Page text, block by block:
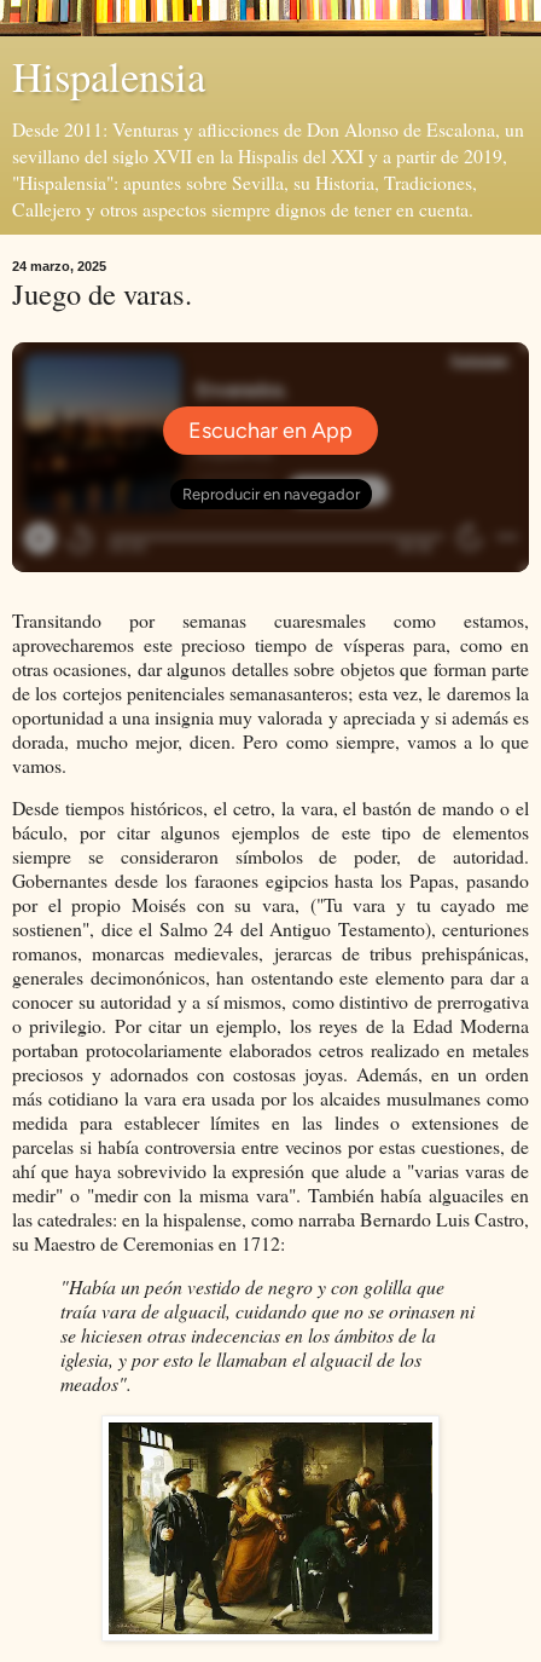
Hispalensia
Desde 2011: Venturas y aflicciones de Don Alonso de Escalona, un
sevillano del siglo XVII en la Hispalis del XXI y a partir de 2019,
"Hispalensia": apuntes sobre Sevilla, su Historia, Tradiciones,
Callejero y otros aspectos siempre dignos de tener en cuenta.
24 marzo, 2025
Juego de varas.
Transitando por semanas cuaresmales como estamos,
aprovecharemos este precioso tiempo de vísperas para, como en
otras ocasiones, dar algunos detalles sobre objetos que forman parte
de los cortejos penitenciales semanasanteros; esta vez, le daremos la
oportunidad a una insignia muy valorada y apreciada y si además es
dorada, mucho mejor, dicen. Pero como siempre, vamos a lo que
vamos.
Desde tiempos históricos, el cetro, la vara, el bastón de mando o el
báculo, por citar algunos ejemplos de este tipo de elementos
siempre se consideraron símbolos de poder, de autoridad.
Gobernantes desde los faraones egipcios hasta los Papas, pasando
por el propio Moisés con su vara, ("Tu vara y tu cayado me
sostienen", dice el Salmo 24 del Antiguo Testamento), centuriones
romanos, monarcas medievales, jerarcas de tribus prehispánicas,
generales decimonónicos, han ostentando este elemento para dar a
conocer su autoridad y a sí mismos, como distintivo de prerrogativa
o privilegio. Por citar un ejemplo, los reyes de la Edad Moderna
portaban protocolariamente elaborados cetros realizado en metales
preciosos y adornados con costosas joyas. Además, en un orden
más cotidiano la vara era usada por los alcaides musulmanes como
medida para establecer límites en las lindes o extensiones de
parcelas si había controversia entre vecinos por estas cuestiones, de
ahí que haya sobrevivido la expresión que alude a "varias varas de
medir" o "medir con la misma vara". También había alguaciles en
las catedrales: en la hispalense, como narraba Bernardo Luis Castro,
su Maestro de Ceremonias en 1712:
"Había un peón vestido de negro y con golilla que
traía vara de alguacil, cuidando que no se orinasen ni
se hiciesen otras indecencias en los ámbitos de la
iglesia, y por esto le llamaban el alguacil de los
meados".